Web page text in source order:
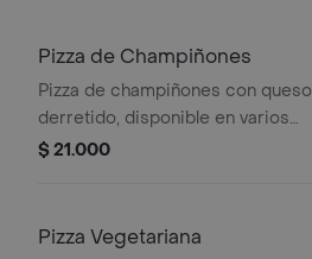
Pizza de Champiñones
Pizza de champiñones con queso
derretido, disponible en varios
tamaños.
$ 21.000
Pizza Vegetariana